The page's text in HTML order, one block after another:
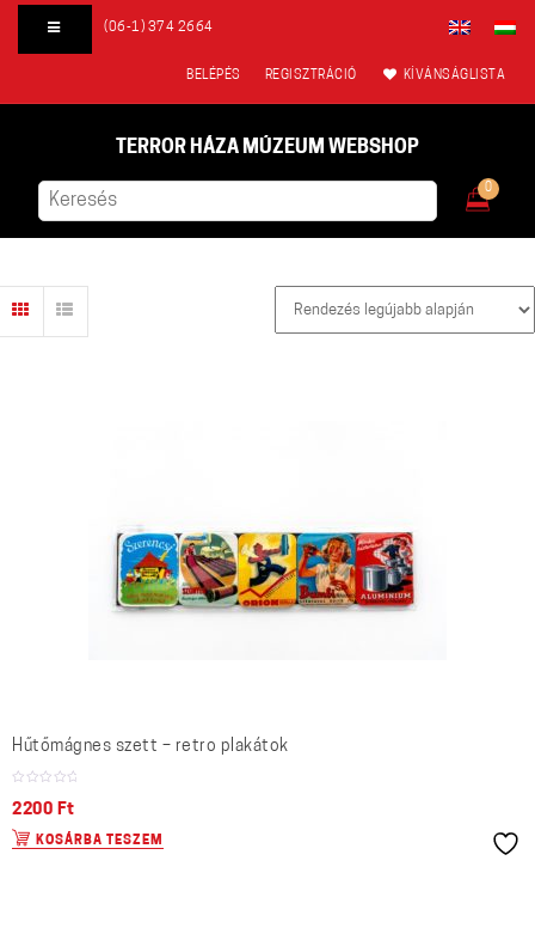
(06-1) 374 2664
BELÉPÉS REGISZTRÁCIÓ KÍVÁNSÁGLISTA
TERROR HÁZA MÚZEUM WEBSHOP
0
Hűtőmágnes szett – retro plakátok
2200 Ft
KOSÁRBA TESZEM